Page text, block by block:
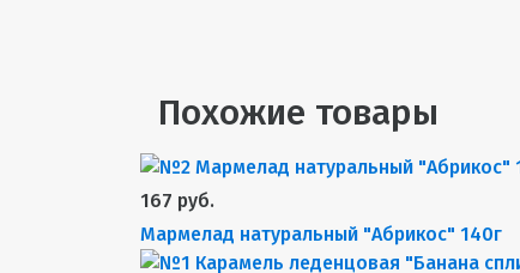
Похожие товары
167 руб.
Мармелад натуральный "Абрикос" 140г